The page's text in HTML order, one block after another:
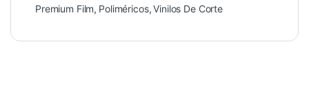
Premium Film, Poliméricos,Vinilos De Corte